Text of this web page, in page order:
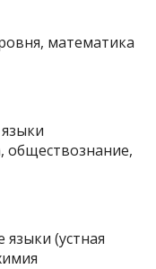
математика
обществознание,
языки (устная